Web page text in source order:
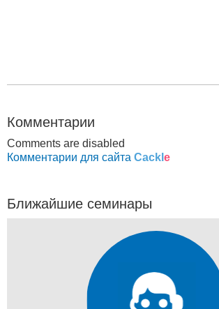
Комментарии
Comments are disabled
Комментарии для сайта Cackl e
Ближайшие семинары